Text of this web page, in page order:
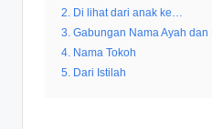
2. Di lihat dari anak ke…
3. Gabungan Nama Ayah dan
4. Nama Tokoh
5. Dari Istilah